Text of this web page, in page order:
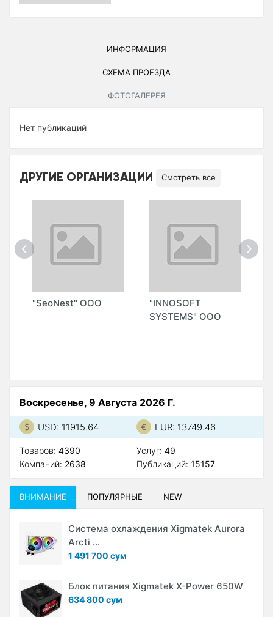
ИНФОРМАЦИЯ
СХЕМА ПРОЕЗДА
ФОТОГАЛЕРЕЯ
Нет публикаций
ДРУГИЕ ОРГАНИЗАЦИИ Смотреть все
"SeoNest" ООО
"INNOSOFT
SYSTEMS" ООО
Воскресенье, 9 Августа 2026 Г.
USD: 11915.64 EUR: 13749.46
Товаров: 4390
Компаний: 2638
Услуг: 49
Публикаций: 15157
ВНИМАНИЕ ПОПУЛЯРНЫЕ NEW
Система охлаждения Xigmatek Aurora
Arcti ...
1 491 700 сум
Блок питания Xigmatek X-Power 650W
634 800 сум